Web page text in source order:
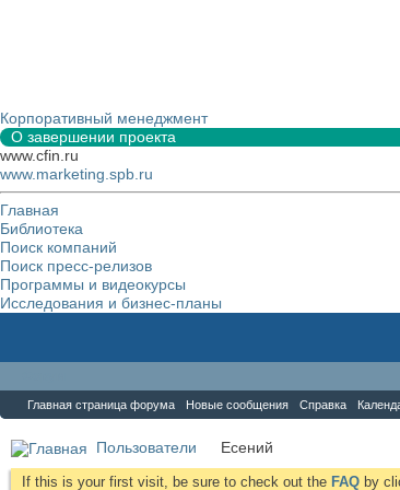
Корпоративный менеджмент
О завершении проекта
www.cfin.ru
www.marketing.spb.ru
Главная
Библиотека
Поиск компаний
Поиск пресс-релизов
Программы и видеокурсы
Исследования и бизнес-планы
Главная страница форума Новые сообщения Справка
Пользователи Есений
If this is your first visit, be sure to check out the FAQ by